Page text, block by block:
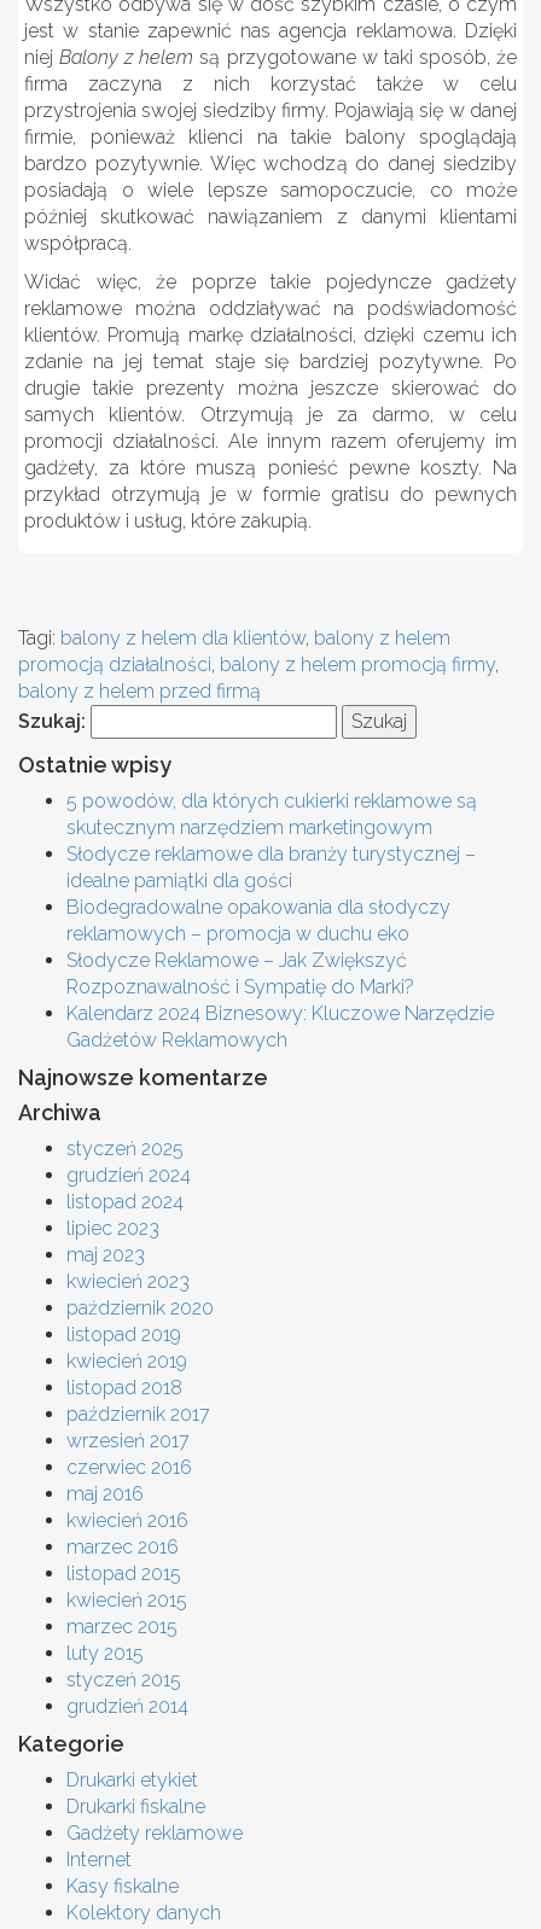
jest w stanie zapewnić nas agencja reklamowa. Dzięki
niejBalony z helem są przygotowane w taki sposób, że
firma zaczyna z nich korzystać także w celu
przystrojenia swojej siedziby firmy. Pojawiają się w danej
firmie, ponieważ klienci na takie balony spoglądają
bardzo pozytywnie. Więc wchodzą do danej siedziby
posiadają o wiele lepsze samopoczucie, co może
później skutkować nawiązaniem z danymi klientami
współpracą.
Widać więc, że poprze takie pojedyncze gadżety
reklamowe można oddziaływać na podświadomość
klientów. Promują markę działalności, dzięki czemu ich
zdanie na jej temat staje się bardziej pozytywne. Po
drugie takie prezenty można jeszcze skierować do
samych klientów. Otrzymują je za darmo, w celu
promocji działalności. Ale innym razem oferujemy im
gadżety, za które muszą ponieść pewne koszty. Na
przykład otrzymują je w formie gratisu do pewnych
produktów i usług, które zakupią.
Tagi: balony z helem dla klientów, balony z helem
promocją działalności, balony z helem promocją firmy,
balony z helem przed firmą
Szukaj:
Ostatnie wpisy
5 powodów, dla których cukierki reklamowe są
skutecznym narzędziem marketingowym
Słodycze reklamowe dla branży turystycznej –
idealne pamiątki dla gości
Biodegradowalne opakowania dla słodyczy
reklamowych – promocja w duchu eko
Słodycze Reklamowe – Jak Zwiększyć
Rozpoznawalność i Sympatię do Marki?
Kalendarz 2024 Biznesowy: Kluczowe Narzędzie
Gadżetów Reklamowych
Najnowsze komentarze
Archiwa
styczeń 2025
grudzień 2024
listopad 2024
lipiec 2023
maj 2023
kwiecień 2023
październik 2020
listopad 2019
kwiecień 2019
listopad 2018
październik 2017
wrzesień 2017
czerwiec 2016
maj 2016
kwiecień 2016
marzec 2016
listopad 2015
kwiecień 2015
marzec 2015
luty 2015
styczeń 2015
grudzień 2014
Kategorie
Drukarki etykiet
Drukarki fiskalne
Gadżety reklamowe
Internet
Kasy fiskalne
Kolektory danych